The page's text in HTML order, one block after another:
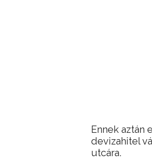
Ennek aztán
devizahitel
utcára.